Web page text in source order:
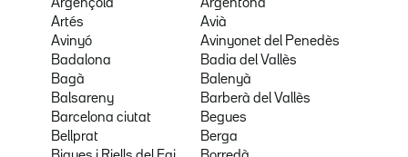
Argençola
Argentona
Artés
Avià
Avinyó
Avinyonet del Penedès
Badalona
Badia del Vallès
Bagà
Balenyà
Balsareny
Barberà del Vallès
Barcelona ciutat
Begues
Bellprat
Berga